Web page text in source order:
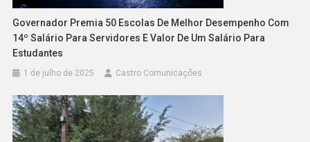
Governador Premia 50 Escolas De Melhor Desempenho Com
14º Salário Para Servidores E Valor De Um Salário Para
Estudantes
1 de julho de 2025 Castro Comunicações